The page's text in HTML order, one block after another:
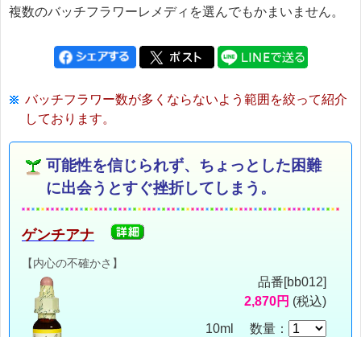
複数のバッチフラワーレメディを選んでもかまいません。
バッチフラワー数が多くならないよう範囲を絞って紹介
しております。
可能性を信じられず、ちょっとした困難
に出会うとすぐ挫折してしまう。
ゲンチアナ
【内心の不確かさ】
品番[bb012]
2,870円 (税込)
10ml 数量：